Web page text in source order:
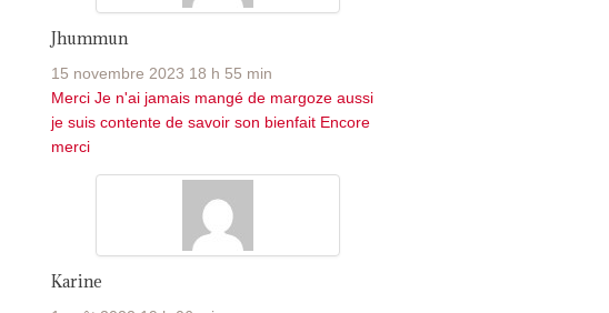
Jhummun
15 novembre 2023 18 h 55 min
Merci Je n'ai jamais mangé de margoze aussi
je suis contente de savoir son bienfait Encore
merci
Karine